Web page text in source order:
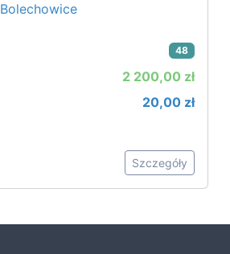
Bolechowice
48
2 200,00 zł
20,00 zł
Szczegóły